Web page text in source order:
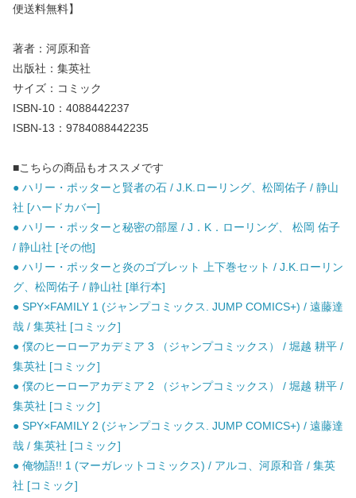
便送料無料】
著者：河原和音
出版社：集英社
サイズ：コミック
ISBN-10：4088442237
ISBN-13：9784088442235
■こちらの商品もオススメです
● ハリー・ポッターと賢者の石 / J.K.ローリング、松岡佑子 / 静山
社 [ハードカバー]
● ハリー・ポッターと秘密の部屋 / J．K．ローリング、 松岡 佑子
/ 静山社 [その他]
● ハリー・ポッターと炎のゴブレット 上下巻セット / J.K.ローリン
グ、松岡佑子 / 静山社 [単行本]
● SPY×FAMILY 1 (ジャンプコミックス. JUMP COMICS+) / 遠藤達
哉 / 集英社 [コミック]
● 僕のヒーローアカデミア 3 （ジャンプコミックス） / 堀越 耕平 /
集英社 [コミック]
● 僕のヒーローアカデミア 2 （ジャンプコミックス） / 堀越 耕平 /
集英社 [コミック]
● SPY×FAMILY 2 (ジャンプコミックス. JUMP COMICS+) / 遠藤達
哉 / 集英社 [コミック]
● 俺物語!! 1 (マーガレットコミックス) / アルコ、河原和音 / 集英
社 [コミック]